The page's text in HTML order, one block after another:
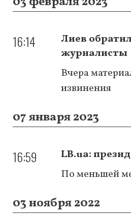
16:14
Лиев
журналисты
Вчера
извинения
07 января 2023
16:59
LB.ua:
По меньшей
03 ноября 2022